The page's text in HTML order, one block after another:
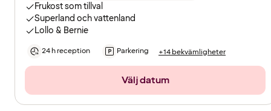
Frukost som tillval
Superland och vattenland
Lollo & Bernie
24 h reception Parkering +14 bekvämligheter
Välj datum